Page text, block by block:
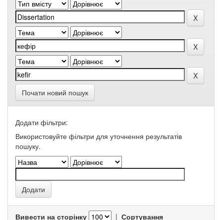
Почати новий пошук
Додати фільтри:
Використовуйте фільтри для уточнення результатів
пошуку.
Вивести на сторінку | Сортування